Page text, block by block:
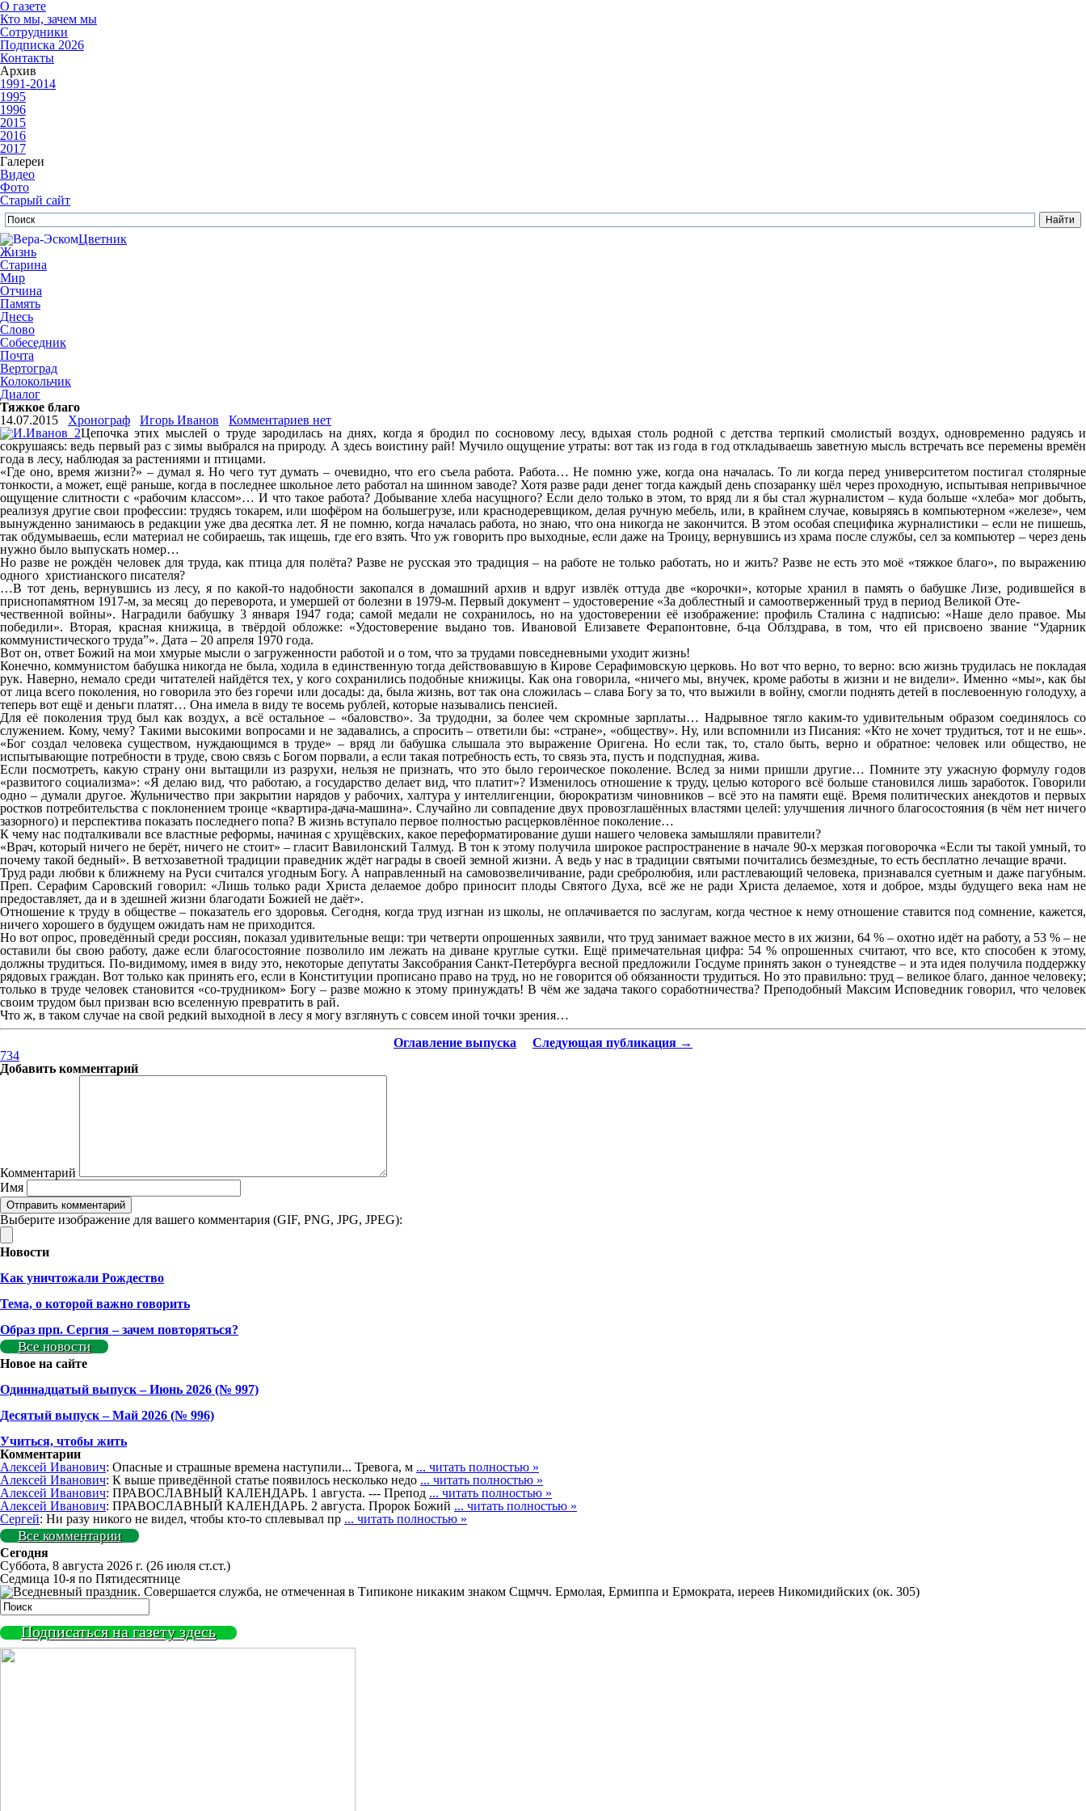
О газете
Кто мы, зачем мы
Сотрудники
Подписка 2026
Контакты
Архив
1991-2014
1995
1996
2015
2016
2017
Галереи
Видео
Фото
Старый сайт
Цветник
Жизнь
Старина
Мир
Отчина
Память
Днесь
Слово
Собеседник
Почта
Вертоград
Колокольчик
Диалог
Тяжкое благо
14.07.2015
Хронограф Игорь Иванов
Комментариев нет
Цепочка этих мыслей о труде зародилась на днях, когда я бродил по сосновому лесу, вдыхая столь родной с детства терпкий смолистый воздух, одновременно радуясь и
сокрушаясь: ведь первый раз с зимы выбрался на природу. А здесь воистину рай! Мучило ощущение утраты: вот так из года в год откладываешь заветную мысль встречать все перемены времён
года в лесу, наблюдая за растениями и птицами.
«Где оно, время жизни?» – думал я. Но чего тут думать – очевидно, что его съела работа. Работа… Не помню уже, когда она началась. То ли когда перед университетом постигал столярные
тонкости, а может, ещё раньше, когда в последнее школьное лето работал на шинном заводе? Хотя разве ради денег тогда каждый день спозаранку шёл через проходную, испытывая непривычное
ощущение слитности с «рабочим классом»… И что такое работа? Добывание хлеба насущного? Если дело только в этом, то вряд ли я бы стал журналистом – куда больше «хлеба» мог добыть,
реализуя другие свои профессии: трудясь токарем, или шофёром на большегрузе, или краснодеревщиком, делая ручную мебель, или, в крайнем случае, ковыряясь в компьютерном «железе», чем
вынужденно занимаюсь в редакции уже два десятка лет. Я не помню, когда началась работа, но знаю, что она никогда не закончится. В этом особая специфика журналистики – если не пишешь,
так обдумываешь, если материал не собираешь, так ищешь, где его взять. Что уж говорить про выходные, если даже на Троицу, вернувшись из храма после службы, сел за компьютер – через день
нужно было выпускать номер…
Но разве не рождён человек для труда, как птица для полёта? Разве не русская это традиция – на работе не только работать, но и жить? Разве не есть это моё «тяжкое благо», по выражению
одного христианского писателя?
…В тот день, вернувшись из лесу, я по какой-то надобности закопался в домашний архив и вдруг извлёк оттуда две «корочки», которые хранил в память о бабушке Лизе, родившейся в
приснопамятном 1917-м, за месяц до переворота, и умершей от болезни в 1979-м. Первый документ – удостоверение «За доблестный и самоотверженный труд в период Великой Оте-
чественной войны». Наградили бабушку 3 января 1947 года; самой медали не сохранилось, но на удостоверении её изображение: профиль Сталина с надписью: «Наше дело правое. Мы
победили». Вторая, красная книжица, в твёрдой обложке: «Удостоверение выдано тов. Ивановой Елизавете Ферапонтовне, б-ца Облздрава, в том, что ей присвоено звание “Ударник
коммунистического труда”». Дата – 20 апреля 1970 года.
Вот он, ответ Божий на мои хмурые мысли о загруженности работой и о том, что за трудами повседневными уходит жизнь!
Конечно, коммунистом бабушка никогда не была, ходила в единственную тогда действовавшую в Кирове Серафимовскую церковь. Но вот что верно, то верно: всю жизнь трудилась не покладая
рук. Наверно, немало среди читателей найдётся тех, у кого сохранились подобные книжицы. Как она говорила, «ничего мы, внучек, кроме работы в жизни и не видели». Именно «мы», как бы
от лица всего поколения, но говорила это без горечи или досады: да, была жизнь, вот так она сложилась – слава Богу за то, что выжили в войну, смогли поднять детей в послевоенную голодуху, а
теперь вот ещё и деньги платят… Она имела в виду те восемь рублей, которые назывались пенсией.
Для её поколения труд был как воздух, а всё остальное – «баловство». За трудодни, за более чем скромные зарплаты… Надрывное тягло каким-то удивительным образом соединялось со
служением. Кому, чему? Такими высокими вопросами и не задавались, а спросить – ответили бы: «стране», «обществу». Ну, или вспомнили из Писания: «Кто не хочет трудиться, тот и не ешь».
«Бог создал человека существом, нуждающимся в труде» – вряд ли бабушка слышала это выражение Оригена. Но если так, то, стало быть, верно и обратное: человек или общество, не
испытывающие потребности в труде, свою связь с Богом порвали, а если такая потребность есть, то связь эта, пусть и подспудная, жива.
Если посмотреть, какую страну они вытащили из разрухи, нельзя не признать, что это было героическое поколение. Вслед за ними пришли другие… Помните эту ужасную формулу годов
«развитого социализма»: «Я делаю вид, что работаю, а государство делает вид, что платит»? Изменилось отношение к труду, целью которого всё больше становился лишь заработок. Говорили
одно – думали другое. Жульничество при закрытии нарядов у рабочих, халтура у интеллигенции, бюрократизм чиновников – всё это на памяти ещё. Время политических анекдотов и первых
ростков потребительства с поклонением троице «квартира-дача-машина». Случайно ли совпадение двух провозглашённых властями целей: улучшения личного благосостояния (в чём нет ничего
зазорного) и перспектива показать последнего попа? В жизнь вступало первое полностью расцерковлённое поколение…
К чему нас подталкивали все властные реформы, начиная с хрущёвских, какое переформатирование души нашего человека замышляли правители?
«Врач, который ничего не берёт, ничего не стоит» – гласит Вавилонский Талмуд. В тон к этому получила широкое распространение в начале 90-х мерзкая поговорочка «Если ты такой умный, то
почему такой бедный». В ветхозаветной традиции праведник ждёт награды в своей земной жизни. А ведь у нас в традиции святыми почитались безмездные, то есть бесплатно лечащие врачи.
Труд ради любви к ближнему на Руси считался угодным Богу. А направленный на самовозвеличивание, ради сребролюбия, или растлевающий человека, признавался суетным и даже пагубным.
Преп. Серафим Саровский говорил: «Лишь только ради Христа делаемое добро приносит плоды Святого Духа, всё же не ради Христа делаемое, хотя и доброе, мзды будущего века нам не
предоставляет, да и в здешней жизни благодати Божией не даёт».
Отношение к труду в обществе – показатель его здоровья. Сегодня, когда труд изгнан из школы, не оплачивается по заслугам, когда честное к нему отношение ставится под сомнение, кажется,
ничего хорошего в будущем ожидать нам не приходится.
Но вот опрос, проведённый среди россиян, показал удивительные вещи: три четверти опрошенных заявили, что труд занимает важное место в их жизни, 64 % – охотно идёт на работу, а 53 % – не
оставили бы свою работу, даже если благосостояние позволило им лежать на диване круглые сутки. Ещё примечательная цифра: 54 % опрошенных считают, что все, кто способен к этому,
должны трудиться. По-видимому, имея в виду это, некоторые депутаты Заксобрания Санкт-Петербурга весной предложили Госдуме принять закон о тунеядстве – и эта идея получила поддержку
рядовых граждан. Вот только как принять его, если в Конституции прописано право на труд, но не говорится об обязанности трудиться. Но это правильно: труд – великое благо, данное человеку;
только в труде человек становится «со-трудником» Богу – разве можно к этому принуждать! В чём же задача такого соработничества? Преподобный Максим Исповедник говорил, что человек
своим трудом был призван всю вселенную превратить в рай.
Что ж, в таком случае на свой редкий выходной в лесу я могу взглянуть с совсем иной точки зрения…
Оглавление выпуска
Следующая публикация →
734
Добавить комментарий
Комментарий
Имя
Выберите изображение для вашего комментария (GIF, PNG, JPG, JPEG):
Новости
Как уничтожали Рождество
Тема, о которой важно говорить
Образ прп. Сергия – зачем повторяться?
Все новости
Новое на сайте
Одиннадцатый выпуск – Июнь 2026 (№ 997)
Деcятый выпуск – Май 2026 (№ 996)
Учиться, чтобы жить
Комментарии
Алексей Иванович: Опасные и страшные времена наступили... Тревога, м ... читать полностью »
Алексей Иванович: К выше приведённой статье появилось несколько недо ... читать полностью »
Алексей Иванович: ПРАВОСЛАВНЫЙ КАЛЕНДАРЬ. 1 августа. --- Препод ... читать полностью »
Алексей Иванович: ПРАВОСЛАВНЫЙ КАЛЕНДАРЬ. 2 августа. Пророк Божий ... читать полностью »
Сергей: Ни разу никого не видел, чтобы кто-то сплевывал пр ... читать полностью »
Все комментарии
Сегодня
Суббота, 8 августа 2026 г. (26 июля ст.ст.)
Седмица 10-я по Пятидесятнице
Сщмчч. Ермолая, Ермиппа и Ермократа, иереев Никомидийских (ок. 305)
Подписаться на газету здесь